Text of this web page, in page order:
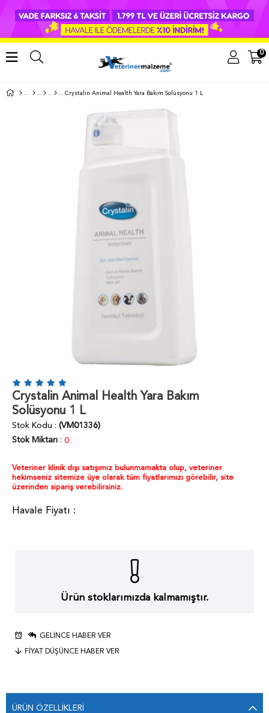
0
Crystalin Animal Health Yara Bakım Solüsyonu 1 L
Crystalin Animal Health Yara Bakım
Solüsyonu 1 L
Stok Kodu
(VM01336)
Stok Miktarı : 0
Veteriner klinik dışı satışımız bulunmamakta olup, veteriner
hekimseniz sitemize üye olarak tüm fiyatlarımızı görebilir, site
üzerinden sipariş verebilirsiniz.
Ürün stoklarımızda kalmamıştır.
GELINCE HABER VER
FIYAT DÜŞÜNCE HABER VER
ÜRÜN ÖZELLIKLERI